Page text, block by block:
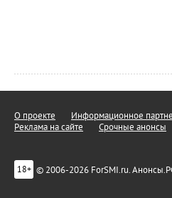
О проекте Информационное
Реклама на сайте
Срочные анонсы
18+ © 2006-2026 ForSMI.ru.